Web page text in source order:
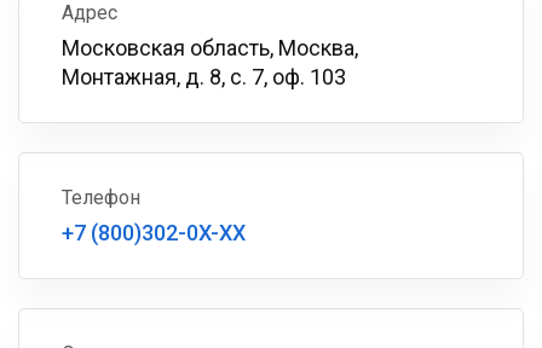
Адрес
Московская область, Москва,
Монтажная, д. 8, с. 7, оф. 103
Телефон
+7 (800)302-0X-XX